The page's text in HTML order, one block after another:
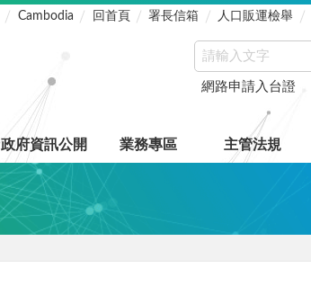
Cambodia 回首頁 署長信箱 人口販運檢舉
網路申請入台證
政府資訊公開 業務專區 主管法規